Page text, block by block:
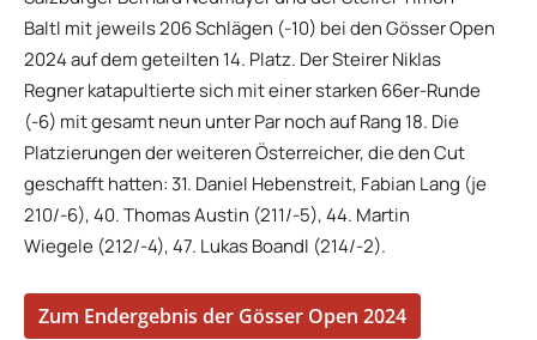
Baltl mit jeweils 206 Schlägen (-10) bei den Gösser Open
2024 auf dem geteilten 14. Platz. Der Steirer Niklas
Regner katapultierte sich mit einer starken 66er-Runde
(-6) mit gesamt neun unter Par noch auf Rang 18. Die
Platzierungen der weiteren Österreicher, die den Cut
geschafft hatten: 31. Daniel Hebenstreit, Fabian Lang (je
210/-6), 40. Thomas Austin (211/-5), 44. Martin
Wiegele (212/-4), 47. Lukas Boandl (214/-2).
Zum Endergebnis der Gösser Open 2024